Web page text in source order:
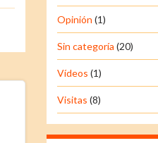
Opinión (1)
Sin categoría (20)
Vídeos (1)
Visitas (8)